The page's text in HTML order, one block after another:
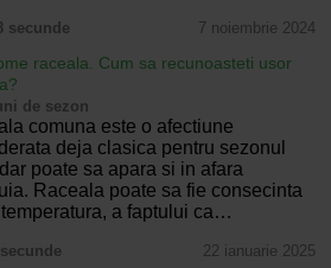
secunde 7 noiembrie 2024
raceala. Cum sa recunoasteti usor
de sezon
comuna este o afectiune
deja clasica pentru sezonul
poate sa apara si in afara
Raceala poate sa fie consecinta
a faptului ca…
22 ianuarie 2025